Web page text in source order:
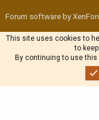
Forum software by
This site uses cookies to
to
By continuing to use